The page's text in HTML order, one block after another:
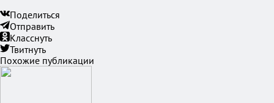
Поделиться
Отправить
Класснуть
Твитнуть
Похожие публикации